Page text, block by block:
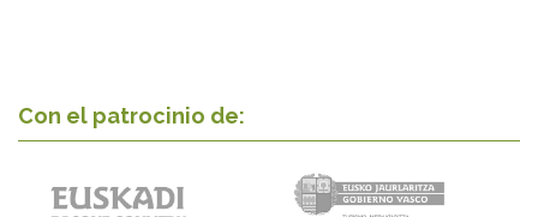
Con el patrocinio de: